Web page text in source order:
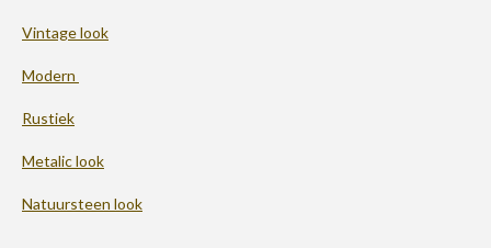
Vintage look
Modern
Rustiek
Metalic look
Natuursteen look